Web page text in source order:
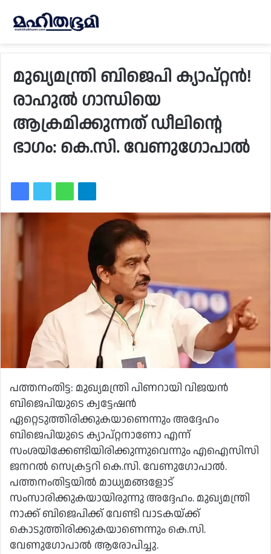
മുഖ്യമന്ത്രി ബിജെപി ക്യാപ്റ്റൻ!
രാഹുൽ ഗാന്ധിയെ
ആക്രമിക്കുന്നത് ഡീലിന്റെ
ഭാഗം: കെ.സി. വേണുഗോപാൽ
പത്തനംതിട്ട: മുഖ്യമന്ത്രി പിണറായി വിജയൻ
ബിജെപിയുടെ ക്വട്ടേഷൻ
ഏറ്റെടുത്തിരിക്കുകയാണെന്നും അദ്ദേഹം
ബിജെപിയുടെ ക്യാപ്റ്റനാണോ എന്ന്
സംശയിക്കേണ്ടിയിരിക്കുന്നുവെന്നും എഐസിസി
ജനറൽ സെക്രട്ടറി കെ.സി. വേണുഗോപാൽ.
പത്തനംതിട്ടയിൽ മാധ്യമങ്ങളോട്
സംസാരിക്കുകയായിരുന്നു അദ്ദേഹം. മുഖ്യമന്ത്രി
നാക്ക് ബിജെപിക്ക് വേണ്ടി വാടകയ്ക്ക്
കൊടുത്തിരിക്കുകയാണെന്നും കെ.സി.
വേണുഗോപാൽ ആരോപിച്ചു.